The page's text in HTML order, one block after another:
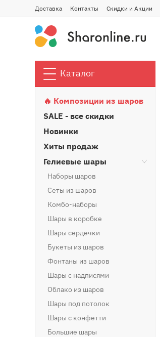
Доставка Контакты Скидки и Акции
Каталог
🔥 Композиции из шаров
SALE - все скидки
Новинки
Хиты продаж
Гелиевые шары
Наборы шаров
Сеты из шаров
Комбо-наборы
Шары в коробке
Шары сердечки
Букеты из шаров
Фонтаны из шаров
Шары с надписями
Облако из шаров
Шары под потолок
Шары с конфетти
Большие шары